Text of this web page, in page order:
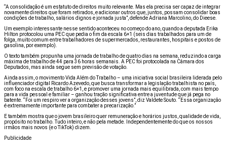
“A consolidação é um estatuto de direitos muito relevante. Mas ela precisa ser capaz de integrar
novamente direitos que foram retirados, e adicionar outros que, juntos, possam consolidar boas
condições de trabalho, salários dignos e jornada justa”, defende Adriana Marcolino, do Dieese.
Um exemplo interessante nesse sentido aconteceu no começo do ano, quando a deputada Erika
Hilton protocolou uma PEC que pedia o fim da escala 6×1 (seis dias trabalhados para um de
folga, muito comum entre trabalhadores de supermercados, restaurantes, hospitais e postos de
gasolina, por exemplo).
O texto também propunha uma jornada de trabalho de quatro dias na semana, reduzindo a carga
máxima de trabalho de 44 para 36 horas semanais. A PEC foi protocolada na Câmara dos
Deputados, mas ainda segue sem previsão de votação.
Ainda assim, o movimento Vida Além do Trabalho – uma iniciativa social brasileira liderada pelo
influenciador digital Ricardo Azevedo, que busca transformar a legislação trabalhista no país,
com foco na escala de trabalho 6×1, e promover uma jornada mais equilibrada, com mais tempo
para a vida pessoal e familiar – ganhou tração significativa entre a juventude que já pega no
batente. “Foi um respiro ver a organização desses jovens”, diz Valdete Souto. “Essa organização
é extremamente importante para combater a precarização.”
E também mostra que o jovem brasileiro quer remuneração e horários justos, qualidade de vida,
propósito no trabalho. Tudo inteiro, e não pela metade. Independentemente do que os nossos
irmãos mais novos (e o TikTok) dizem.
Publicidade